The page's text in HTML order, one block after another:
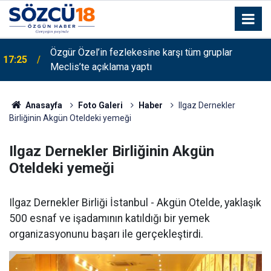
17:25
Özgür Özel’in fezlekesine karşı tüm gruplar
Meclis’te açıklama yaptı
Anasayfa Foto Galeri Haber
Ilgaz Dernekler
Birliğinin Akgün Oteldeki yemeği
Ilgaz Dernekler Birliğinin Akgün
Oteldeki yemeği
Ilgaz Dernekler Birliği İstanbul - Akgün Otelde, yaklaşık
500 esnaf ve işadamının katıldığı bir yemek
organizasyonunu başarı ile gerçekleştirdi.